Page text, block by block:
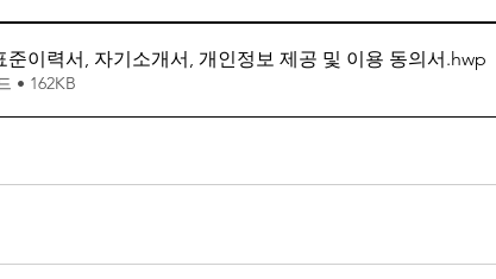
준이력서, 자기소개서, 개인정보 제공 및 이용 동의서.hwp
• 162KB